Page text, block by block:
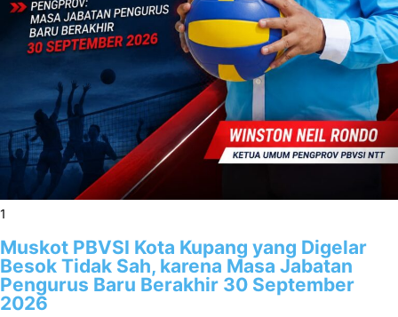
1
Muskot PBVSI Kota Kupang yang Digelar
Besok Tidak Sah, karena Masa Jabatan
Pengurus Baru Berakhir 30 September
2026